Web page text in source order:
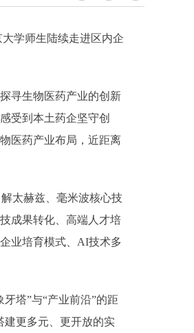
学师生陆续走进区内企
寻生物医药产业的创新
受到本土药企坚守创
医药产业布局，近距离
太赫兹、毫米波核心技
成果转化、高端人才培
业培育模式、AI技术多
塔”与“产业前沿”的距
建更多元、更开放的实